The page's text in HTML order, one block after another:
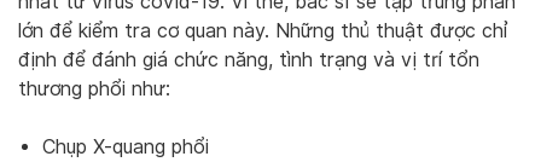
lớn để kiểm tra cơ quan này. Những thủ thuật được chỉ
định để đánh giá chức năng, tình trạng và vị trí tổn
thương phổi như:
Chụp X-quang phổi